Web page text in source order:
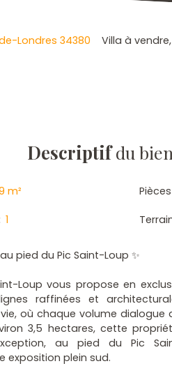
Londres 34380 Villa à
Descriptifdu bien
m² Pièces
1
pied du Pic Saint-Loup ✨
Loup vous propose en
raffinées et
où chaque volume dialogue
3,5 hectares, cette
au pied du Pic
exposition plein sud.